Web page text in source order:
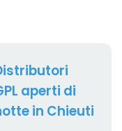
aperti di
in Chieuti